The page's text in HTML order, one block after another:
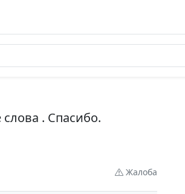
. Спасибо.
Жалоба